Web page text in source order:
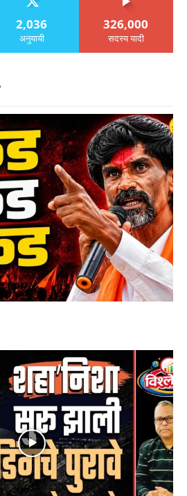
2,036
अनुयायी
326,000
सदस्य यादी